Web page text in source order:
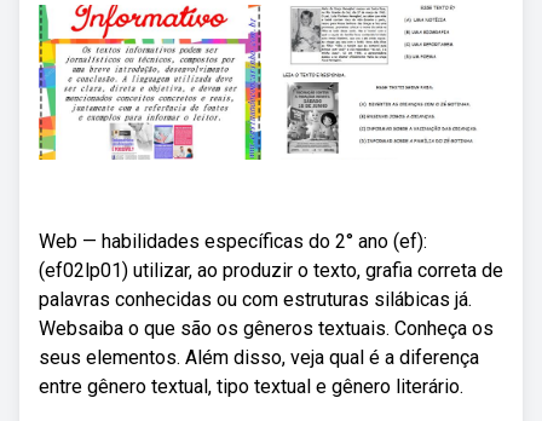
Web — habilidades específicas do 2° ano (ef):
(ef02lp01) utilizar, ao produzir o texto, grafia correta de
palavras conhecidas ou com estruturas silábicas já.
Websaiba o que são os gêneros textuais. Conheça os
seus elementos. Além disso, veja qual é a diferença
entre gênero textual, tipo textual e gênero literário.